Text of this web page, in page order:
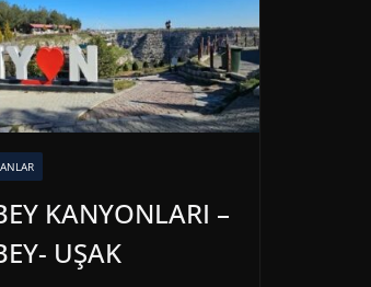
KANYONLARI –
UŞAK